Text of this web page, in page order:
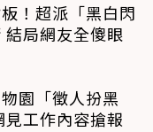
！超派「黑白閃
局網友全傻眼
園「徵人扮黑
工作內容搶報